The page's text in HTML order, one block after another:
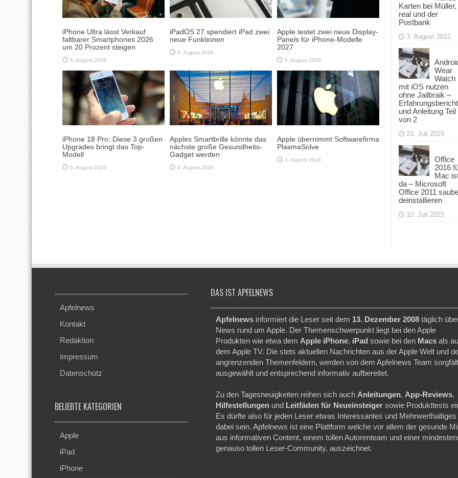
iPhone Ultra lässt Verkauf
faltbarer Smartphones 2026
um 20 Prozent steigen
6. August 2026
iPadOS 27 spendiert iPad zwei
neue Funktionen
6. August 2026
Apple testet zwei neue Display-
Panels für iPhone-Modelle
2027
5. August 2026
iPhone 18 Pro: Diese 3 großen
Upgrades bringt das Top-
Modell
5. August 2026
Apples Smartbrille könnte das
nächste große Gesundheits-
Gadget werden
4. August 2026
Apple übernimmt Softwarefirma
PlasmaSolve
4. August 2026
Karten bei Müller,
real und der
Postbank
3. August 2015
Wear
Watch
mit iOS nutzen
ohne Jailbraik –
Erfahrungsbericht
und Anleitung Teil
von 2
23. Juli 2015
Office
2016
Mac
da – Microsoft
Office 2011
deinstallieren
10. Juli 2015
Apfelnews
Kontakt
Redaktion
Impressum
Datenschutz
BELIEBTE KATEGORIEN
Apple
iPad
iPhone
DAS IST APFELNEWS
Apfelnews informiert die Leser seit dem 13. Dezember 2008 täglich
News rund um Apple. Der Themenschwerpunkt liegt bei den Apple
Produkten wie etwa dem Apple iPhone, iPad sowie bei den Macs als
dem Apple TV. Die stets aktuellen Nachrichten aus der Apple Welt und
angrenzenden Themenfeldern, werden von dem Apfelnews Team
ausgewählt und entsprechend informativ aufbereitet.
Zu den Tagesneuigkeiten reihen sich auch Anleitungen, App-Reviews,
Hilfestellungen und Leitfäden für Neueinsteiger sowie Produkttests
Es dürfte also für jeden Leser etwas Interessantes und Mehrwerthaltiges
dabei sein. Apfelnews ist eine Plattform welche vor allem der gesunde
aus informativen Content, einem tollen Autorenteam und einer
genauso tollen Leser-Community, auszeichnet.